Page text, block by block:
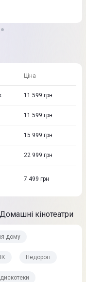
Ціна
11 599 грн
11 599 грн
15 999 грн
22 999 грн
7 499 грн
кінотеатри
дому
Недорогі